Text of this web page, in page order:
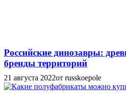
Российские динозавры:
бренды территорий
21 августа 2022от russkoepole